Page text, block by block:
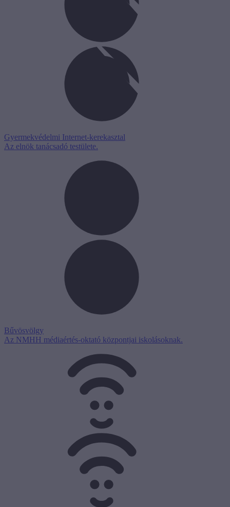
Gyermekvédelmi Internet-kerekasztal
Az elnök tanácsadó testülete.
Bűvösvölgy
Az NMHH médiaértés-oktató központjai iskolásoknak.